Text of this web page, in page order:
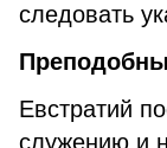
следовать
Евстратий
служению и